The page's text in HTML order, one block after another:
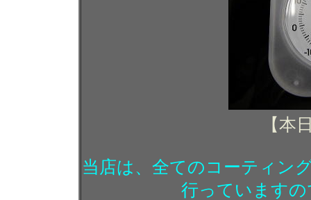
【本
当店は、全てのコーティン
行っています